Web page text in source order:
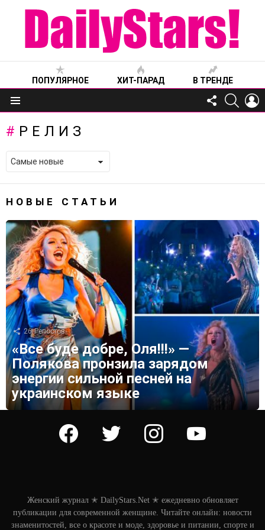
ПОПУЛЯРНОЕ ХИТ-ПАРАД В ТРЕНДЕ
Меню
FOLLOW
US
РЕЛИЗ
НОВЫЕ СТАТЬИ
26 Репостов
«Все буде добре, Оля!!!» —
Полякова пронзила зарядом
энергии сильной песней на
украинском языке
facebook twitter instagram youtube
Женский журнал ✭ DailyStars.Net ✭ ежедневно обновляет
публикации для современной женщине. Читайте онлайн: новости
знаменитостей, все о красоте и моде, здоровье и питании, спорте и